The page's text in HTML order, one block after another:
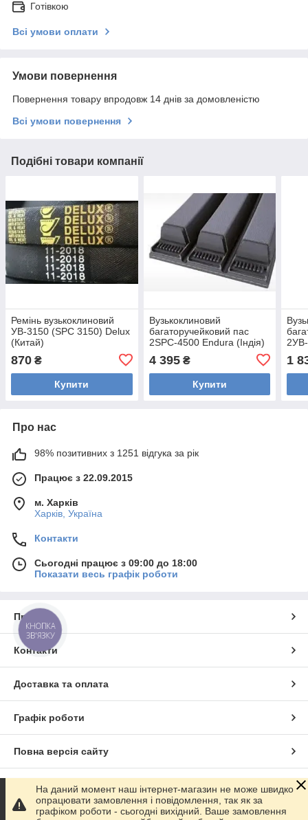
Готівкою
Всі умови оплати
Умови повернення
Повернення товару впродовж 14 днів за домовленістю
Всі умови повернення
Подібні товари компанії
Ремінь вузькоклиновий
УВ-3150 (SPC 3150) Delux
(Китай)
870 ₴
Купити
Вузькоклиновий
багаторучейковий пас
2SPC-4500 Endura (Індія)
4 395₴
Купити
1
Про нас
98% позитивних з 1251 відгука за рік
Працює з 22.09.2015
м. Харків
Харків, Україна
Контакти
Сьогодні працює з 09:00 до 18:00
Показати весь графік роботи
Про нас
Контакти
Доставка та оплата
Графік роботи
Повна версія сайту
Сайт створено на маркетплейсі
На даний момент наш інтернет-магазин не може швидко
опрацювати замовлення і повідомлення, так як за
графіком роботи - сьогодні вихідний. Ваше замовлення
КНОПКА
ЗВ'ЯЗКУ